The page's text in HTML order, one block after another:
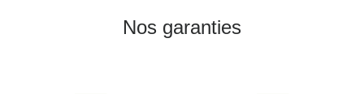
Nos garanties